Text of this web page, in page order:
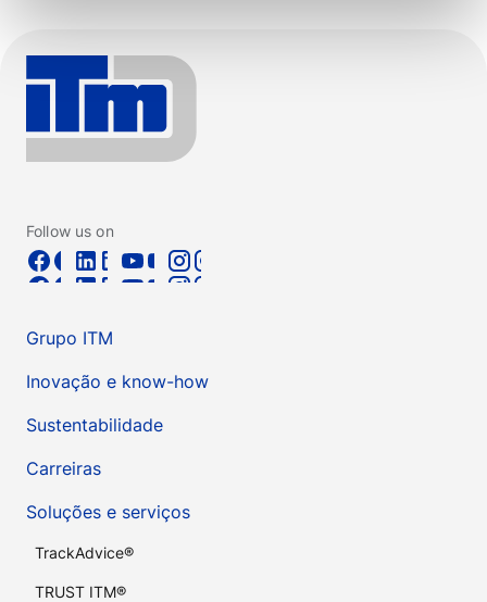
Follow us on
Grupo ITM
Inovação e know-how
Sustentabilidade
Carreiras
Soluções e serviços
TrackAdvice®
TRUST ITM®